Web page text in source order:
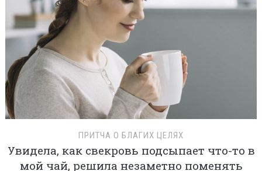
ПРИТЧА О БЛАГИХ ЦЕЛЯХ
Увидела, как свекровь подсыпает что-то в
мой чай, решила незаметно поменять